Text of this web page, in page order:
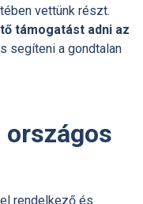
vettünk részt.
támogatást adni az
segíteni a gondtalan
országos
rendelkező és